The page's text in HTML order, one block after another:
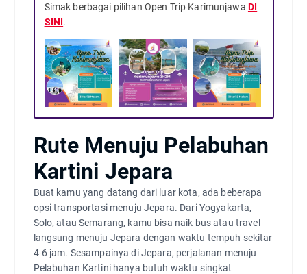
Simak berbagai pilihan Open Trip Karimunjawa DI
SINI.
Rute Menuju Pelabuhan
Kartini Jepara
Buat kamu yang datang dari luar kota, ada beberapa
opsi transportasi menuju Jepara. Dari Yogyakarta,
Solo, atau Semarang, kamu bisa naik bus atau travel
langsung menuju Jepara dengan waktu tempuh sekitar
4-6 jam. Sesampainya di Jepara, perjalanan menuju
Pelabuhan Kartini hanya butuh waktu singkat